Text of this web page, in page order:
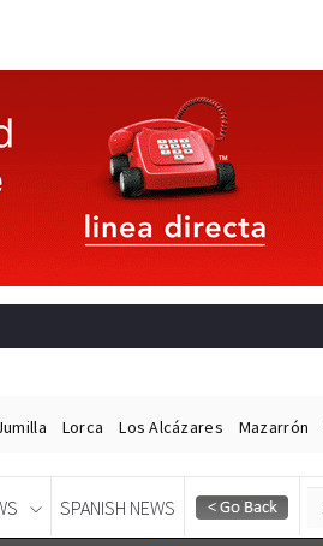
Lorca Los Alcázares Mazarrón
SPANISH NEWS